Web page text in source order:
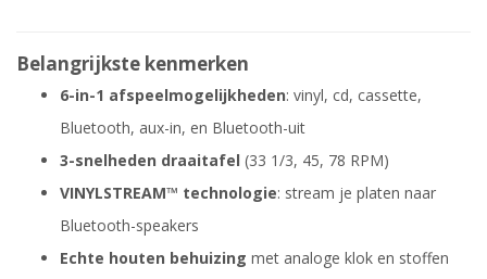
Belangrijkste kenmerken
6-in-1 afspeelmogelijkheden: vinyl, cd, cassette,
Bluetooth, aux-in, en Bluetooth-uit
3-snelheden draaitafel (33 1/3, 45, 78 RPM)
VINYLSTREAM™ technologie: stream je platen naar
Bluetooth-speakers
Echte houten behuizing met analoge klok en stoffen